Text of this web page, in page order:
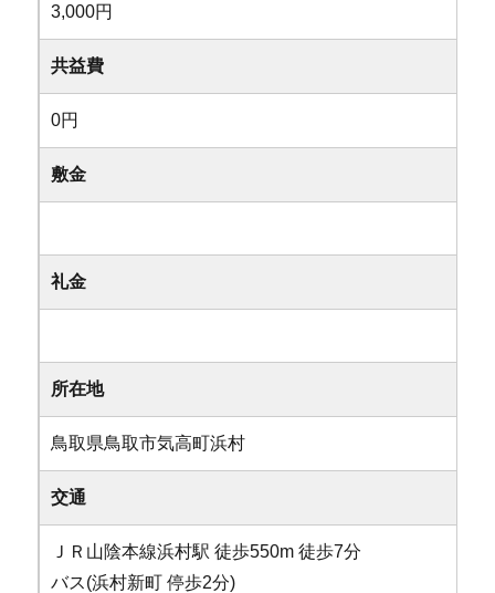
3,000円
共益費
0円
敷金
礼金
所在地
鳥取県鳥取市気高町浜村
交通
ＪＲ山陰本線浜村駅 徒歩550m 徒歩7分
バス(浜村新町 停歩2分)